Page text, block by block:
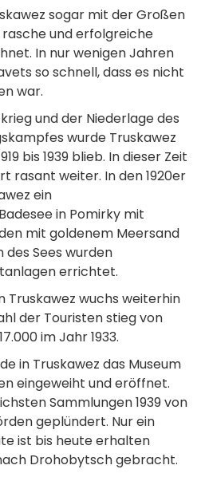
sogar mit der Großen
und erfolgreiche
In nur wenigen Jahren
so schnell, dass es nicht
war.
und der Niederlage des
wurde Truskawez
bis 1939 blieb. In dieser Zeit
rasant weiter. In den 1920er
ein
in Pomirky mit
mit goldenem Meersand
des Sees wurden
errichtet.
Truskawez wuchs weiterhin
der Touristen stieg von
im Jahr 1933.
in Truskawez das Museum
eingeweiht und eröffnet.
Sammlungen 1939 von
geplündert. Nur ein
ist bis heute erhalten
Drohobytsch gebracht.